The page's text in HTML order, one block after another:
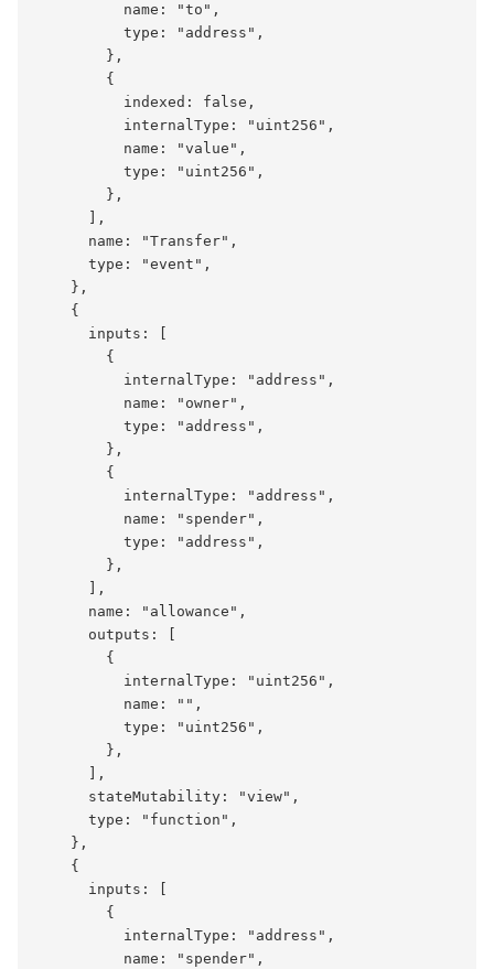
          name: "to",
          type: "address",
        },
        {
          indexed: false,
          internalType: "uint256",
          name: "value",
          type: "uint256",
        },
      ],
      name: "Transfer",
      type: "event",
    },
    {
      inputs: [
        {
          internalType: "address",
          name: "owner",
          type: "address",
        },
        {
          internalType: "address",
          name: "spender",
          type: "address",
        },
      ],
      name: "allowance",
      outputs: [
        {
          internalType: "uint256",
          name: "",
          type: "uint256",
        },
      ],
      stateMutability: "view",
      type: "function",
    },
    {
      inputs: [
        {
          internalType: "address",
          name: "spender",